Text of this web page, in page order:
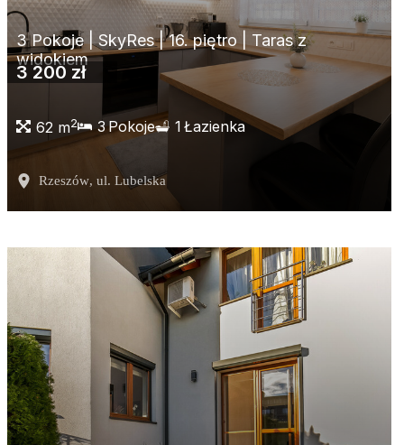
3 Pokoje | SkyRes | 16. piętro | Taras z
widokiem
3 200 zł
62 m2 3Pokoje 1 Łazienka
Rzeszów, ul. Lubelska